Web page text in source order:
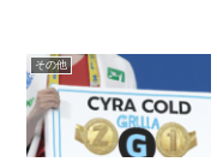
その他